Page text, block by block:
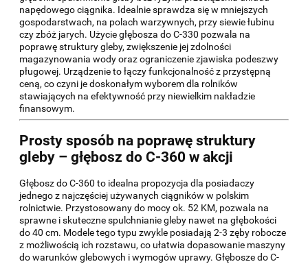
napędowego ciągnika. Idealnie sprawdza się w mniejszych
gospodarstwach, na polach warzywnych, przy siewie łubinu
czy zbóż jarych. Użycie głębosza do C-330 pozwala na
poprawę struktury gleby, zwiększenie jej zdolności
magazynowania wody oraz ograniczenie zjawiska podeszwy
pługowej. Urządzenie to łączy funkcjonalność z przystępną
ceną, co czyni je doskonałym wyborem dla rolników
stawiających na efektywność przy niewielkim nakładzie
finansowym.
Prosty sposób na poprawę struktury
gleby – głębosz do C-360 w akcji
Głębosz do C-360 to idealna propozycja dla posiadaczy
jednego z najczęściej używanych ciągników w polskim
rolnictwie. Przystosowany do mocy ok. 52 KM, pozwala na
sprawne i skuteczne spulchnianie gleby nawet na głębokości
do 40 cm. Modele tego typu zwykle posiadają 2-3 zęby robocze
z możliwością ich rozstawu, co ułatwia dopasowanie maszyny
do warunków glebowych i wymogów uprawy. Głębosze do C-